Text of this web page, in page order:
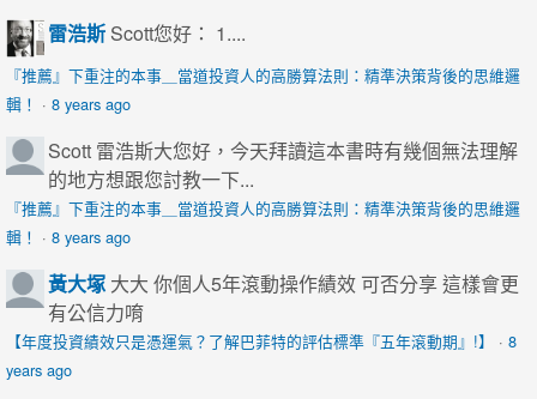
雷浩斯 Scott您好： 1....
『推薦』下重注的本事＿當道投資人的高勝算法則：精準決策背後的思維邏
輯！ · 8 years ago
Scott 雷浩斯大您好，今天拜讀這本書時有幾個無法理解
的地方想跟您討教一下...
『推薦』下重注的本事＿當道投資人的高勝算法則：精準決策背後的思維邏
輯！ · 8 years ago
黃大塚 大大 你個人5年滾動操作績效 可否分享 這樣會更
有公信力唷
【年度投資績效只是憑運氣？了解巴菲特的評估標準『五年滾動期』!】 · 8
years ago